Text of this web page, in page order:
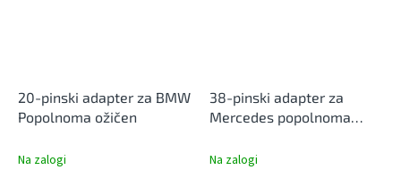
20-pinski adapter za BMW
Popolnoma ožičen
Na zalogi
38-pinski adapter za
Mercedes popolnoma
Na zalogi